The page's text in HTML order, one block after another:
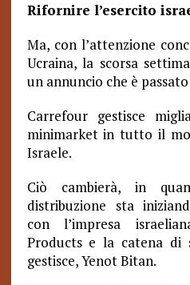
Rifornire l’esercito
Ma, con l’attenzione
Ucraina, la scorsa
un annuncio che è
Carrefour gestisce
minimarket in tutto il
Israele.
Ciò cambierà, in
distribuzione sta
con l’impresa
Products e la catena di
gestisce, Yenot Bitan.